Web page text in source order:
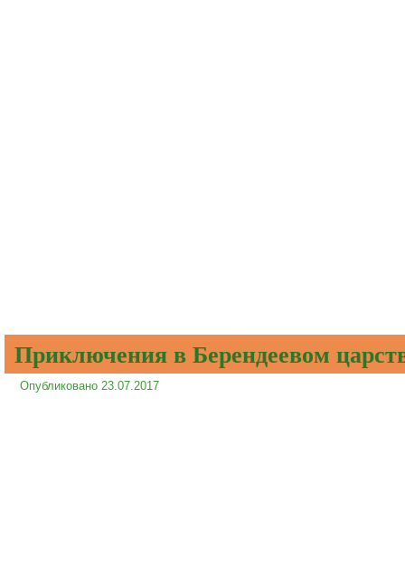
Приключения в Берендеевом
Опубликовано 23.07.2017